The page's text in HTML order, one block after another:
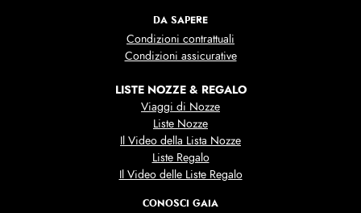
DA SAPERE
Condizioni contrattuali
Condizioni assicurative
LISTE NOZZE & REGALO
Viaggi di Nozze
Liste Nozze
Il Video della Lista Nozze
Liste Regalo
Il Video delle Liste Regalo
CONOSCI GAIA